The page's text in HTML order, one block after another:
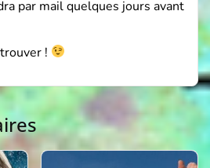
par mail quelques jours avant
!